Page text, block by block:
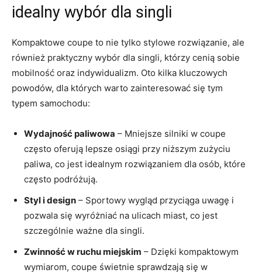
idealny wybór dla singli
Kompaktowe coupe to nie tylko stylowe rozwiązanie, ale
również praktyczny wybór dla singli, którzy cenią sobie
mobilność oraz indywidualizm. Oto kilka kluczowych⁤
powodów, dla których warto zainteresować się tym
typem samochodu:
Wydajność ‌paliwowa ⁣– Mniejsze silniki w​ coupe
często oferują lepsze osiągi ‍przy ​niższym ‍zużyciu
paliwa, co⁣ jest idealnym rozwiązaniem ​dla osób, które
‌często podróżują.
Styl i⁣ design – Sportowy wygląd​ przyciąga uwagę i
pozwala się wyróżniać na ulicach miast, co jest
szczególnie ważne dla singli.
Zwinność w ruchu miejskim – Dzięki kompaktowym
wymiarom, coupe świetnie sprawdzają się w